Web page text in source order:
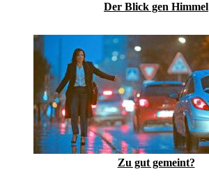
Der Blick gen Himmel
Zu gut gemeint?